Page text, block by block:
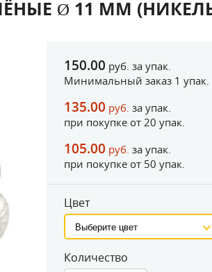
Ø 11 ММ
150.00 руб. за упак.
Минимальный заказ 1 упак.
135.00 руб. за упак.
при покупке от 20 упак.
105.00 руб. за упак.
при покупке от 50 упак.
Цвет
Количество